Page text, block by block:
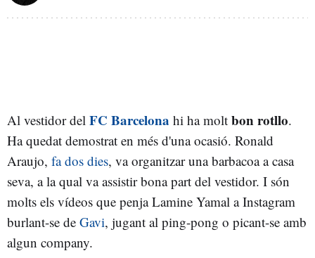
Al vestidor del FC Barcelona hi ha molt bon rotllo.
Ha quedat demostrat en més d'una ocasió. Ronald
Araujo, fa dos dies, va organitzar una barbacoa a casa
seva, a la qual va assistir bona part del vestidor. I són
molts els vídeos que penja Lamine Yamal a Instagram
burlant-se de Gavi, jugant al ping-pong o picant-se amb
algun company.